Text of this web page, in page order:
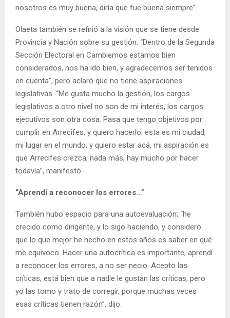
nosotros es muy buena, diría que fue buena siempre”.
Olaeta también se refirió a la visión que se tiene desde
Provincia y Nación sobre su gestión. “Dentro de la Segunda
Sección Electoral en Cambiemos estamos bien
considerados, nos ha ido bien, y agradecemos ser tenidos
en cuenta”, pero aclaró que no tiene aspiraciones
legislativas. “Me gusta mucho la gestión, los cargos
legislativos a otro nivel no son de mi interés, los cargos
ejecutivos son otra cosa. Pasa que tengo objetivos por
cumplir en Arrecifes, y quiero hacerlo; esta es mi ciudad,
mi lugar en el mundo, y quiero estar acá, mi aspiración es
que Arrecifes crezca, nada más, hay mucho por hacer
todavía”, manifestó.
“Aprendí a reconocer los errores…”
También hubo espacio para una autoevaluación; “he
crecido como dirigente, y lo sigo haciendo, y considero
que lo que mejor he hecho en estos años es saber en qué
me equivoco. Hacer una autocrítica es importante, aprendí
a reconocer los errores, a no ser necio. Acepto las
críticas, está bien que a nadie le gustan las críticas, pero
yo las tomo y trato de corregir, porque muchas veces
esas críticas tienen razón”, dijo.